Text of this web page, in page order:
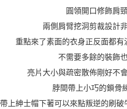
圓領開口修飾肩
兩側肩臂挖洞剪裁設計
重點來了素面的衣身正反面都有
不需要多餘的裝飾
亮片大小與疏密散佈剛好不
脖間帶上小巧的鎖骨
帶上紳士帽下著可以來點叛逆的刷破